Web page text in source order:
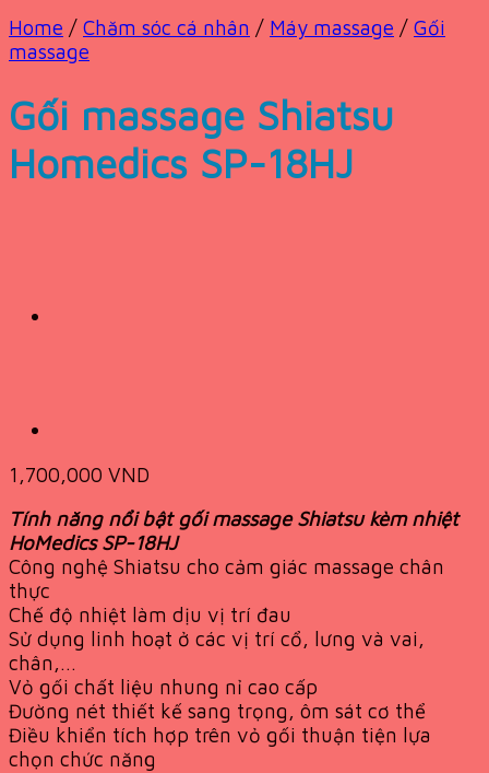
Home / Chăm sóc cá nhân / Máy massage / Gối
massage
Gối massage Shiatsu
Homedics SP-18HJ
1,700,000 VND
Tính năng nổi bật gối massage Shiatsu kèm nhiệt
HoMedics SP-18HJ
Công nghệ Shiatsu cho cảm giác massage chân
thực
Chế độ nhiệt làm dịu vị trí đau
Sử dụng linh hoạt ở các vị trí cổ, lưng và vai,
chân,…
Vỏ gối chất liệu nhung nỉ cao cấp
Đường nét thiết kế sang trọng, ôm sát cơ thể
Điều khiển tích hợp trên vỏ gối thuận tiện lựa
chọn chức năng